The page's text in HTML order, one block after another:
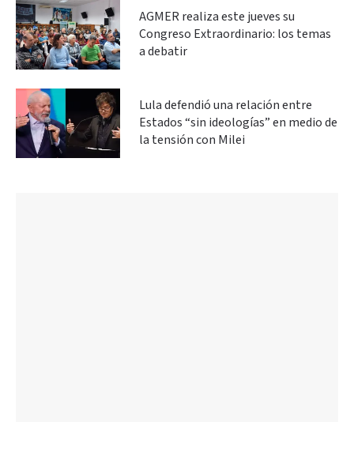
AGMER realiza este jueves su
Congreso Extraordinario: los temas
a debatir
Lula defendió una relación entre
Estados “sin ideologías” en medio de
la tensión con Milei